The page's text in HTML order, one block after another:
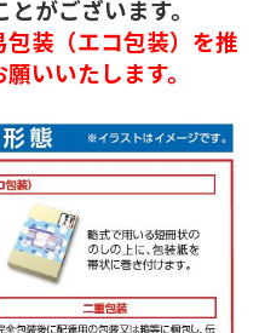
がございます。
装（エコ包装）を推
いいたします。